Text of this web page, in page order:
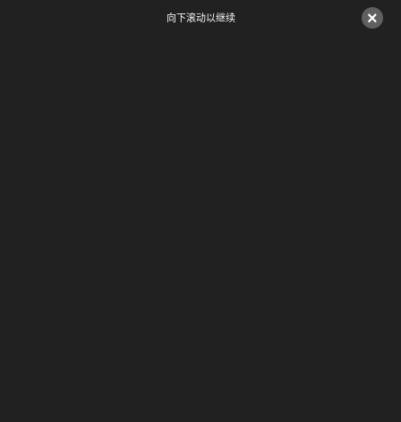
×
向下滚动以继续